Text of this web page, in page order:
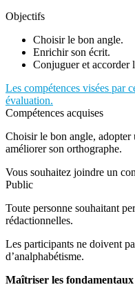
Objectifs
Choisir le bon angle.
Enrichir son écrit.
Conjuguer et accorder
Les compétences visées par
évaluation.
Compétences acquises
Choisir le bon angle,
améliorer son orthographe.
Vous souhaitez joindre un
Public
Toute personne souhaitant
rédactionnelles.
Les participants ne doivent
d’analphabétisme.
Maîtriser les